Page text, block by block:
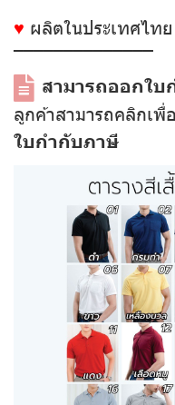
♥ ผลิตในประเทศไท
––––––––––––––
สามารถออกใบ
ลูกค้าสามารถคลิกเ
ใบกำกับภาษี